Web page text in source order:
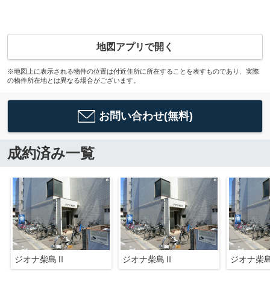
地図アプリで開く
※地図上に表示される物件の位置は付近住所に所在することを表すものであり、実際
の物件所在地とは異なる場合がございます。
お問い合わせ(無料)
成約済み一覧
ジオナ柴島Ⅱ ジオナ柴島Ⅱ ジオナ柴